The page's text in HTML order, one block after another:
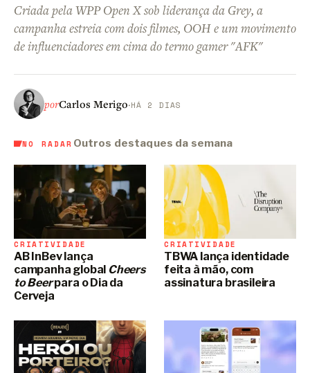
Criada pela WPP Open X sob liderança da Grey, a
campanha estreia com dois filmes, OOH e um movimento
de influenciadores em cima do termo gamer "AFK"
porCarlos Merigo·HÁ 2 DIAS
NO RADAR Outros destaques da semana
CRIATIVIDADE
AB InBev lança
campanha global Cheers
to Beerpara o Dia da
Cerveja
CRIATIVIDADE
TBWA lança identidade
feita à mão, com
assinatura brasileira